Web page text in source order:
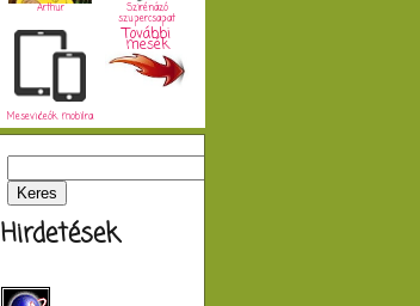
Arthur Szirénázó
szupercsapat
Mesevideók mobilra
További
mesék
Hirdetések